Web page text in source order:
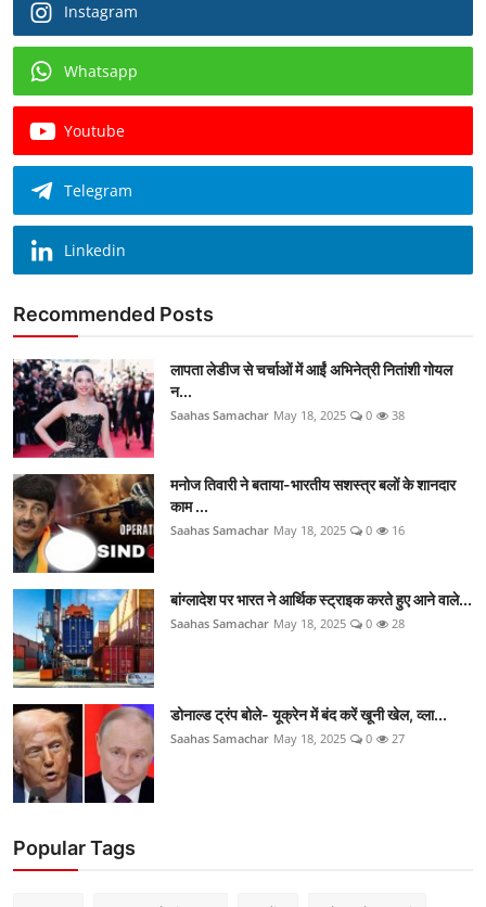
Instagram
Whatsapp
Youtube
Telegram
Linkedin
Recommended Posts
लापता लेडीज से चर्चाओं में आईं अभिनेत्री नितांशी गोयल
न...
Saahas Samachar May 18, 2025 0 38
मनोज तिवारी ने बताया-भारतीय सशस्त्र बलों के शानदार
काम ...
Saahas Samachar May 18, 2025 0 16
बांग्लादेश पर भारत ने आर्थिक स्ट्राइक करते हुए आने वाले...
Saahas Samachar May 18, 2025 0 28
डोनाल्ड ट्रंप बोले- यूक्रेन में बंद करें खूनी खेल, व्ला...
Saahas Samachar May 18, 2025 0 27
Popular Tags